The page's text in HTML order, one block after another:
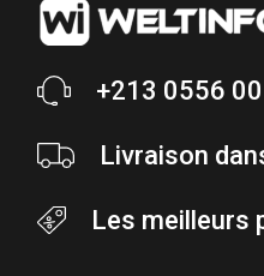
+213 0556
Livraison
Les meilleurs